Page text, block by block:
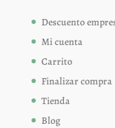
Descuento
Mi cuenta
Carrito
Finalizar compra
Tienda
Blog